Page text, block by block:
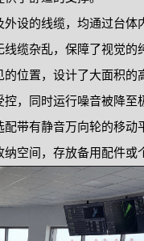
设的线缆，均通过台
缆杂乱，保障了视觉的
位置，设计了大面积
，同时运行噪音被降至
带有静音万向轮的移
空间，存放备用配件或